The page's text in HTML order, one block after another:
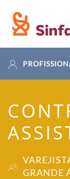
Skip to main
GRANDE